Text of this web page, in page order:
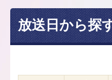
放送日から探